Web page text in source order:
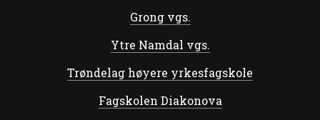
Grong vgs.
Ytre Namdal vgs.
Trøndelag høyere yrkesfagskole
Fagskolen Diakonova